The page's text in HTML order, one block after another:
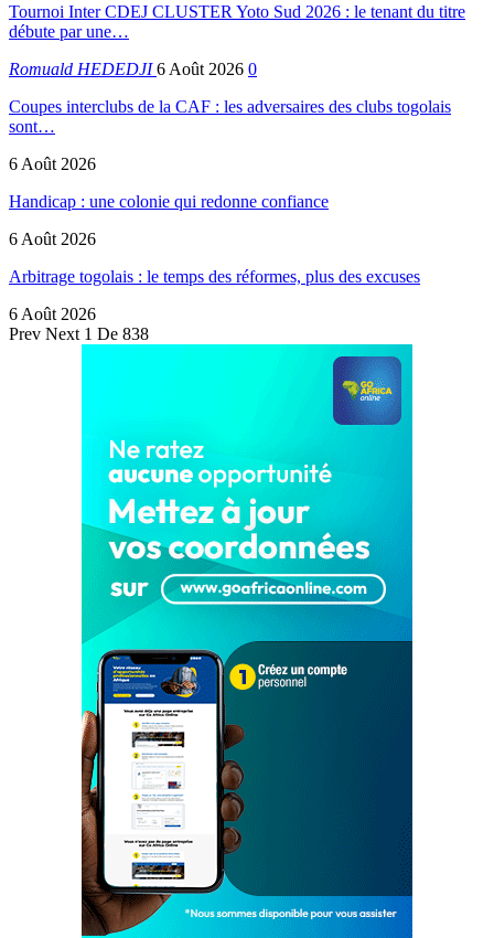
Tournoi Inter CDEJ CLUSTER Yoto Sud 2026 : le tenant du titre
débute par une…
Romuald HEDEDJI6 Août 2026 0
Coupes interclubs de la CAF : les adversaires des clubs togolais
sont…
6 Août 2026
Handicap : une colonie qui redonne confiance
6 Août 2026
Arbitrage togolais : le temps des réformes, plus des excuses
6 Août 2026
Prev Next 1 De 838